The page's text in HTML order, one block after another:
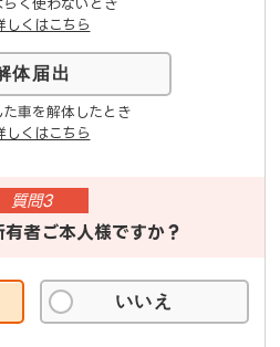
く使わないとき
しくはこちら
体届出
た車を解体したとき
しくはこちら
質問3
者ご本人様ですか？
いいえ